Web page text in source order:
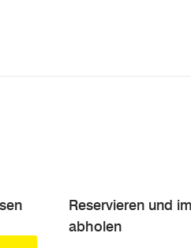
Reservieren und
abholen